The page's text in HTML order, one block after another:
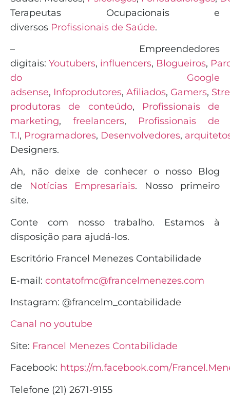
Terapeutas Ocupacionais e
diversos Profissionais de Saúde.
– Empreendedores
digitais: Youtubers, influencers, Blogueiros,
do Google
adsense, Infoprodutores, Afiliados, Gamers,
produtoras de conteúdo,
Profissionais de
marketing, freelancers, Profissionais de
T.I, Programadores, Desenvolvedores,
Designers.
Ah, não deixe de conhecer o nosso Blog
de
Notícias Empresariais. Nosso primeiro
site.
Conte com nosso trabalho. Estamos à
disposição para ajudá-los.
Escritório Francel Menezes Contabilidade
E-mail: contatofmc@francelmenezes.com
Instagram: @francelm_contabilidade
Canal no youtube
Site: Francel Menezes Contabilidade
Facebook: https://m.facebook.com/
Telefone (21) 2671-9155